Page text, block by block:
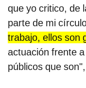
que yo critico, de
parte de mi
trabajo, ellos son
actuación frente
públicos que